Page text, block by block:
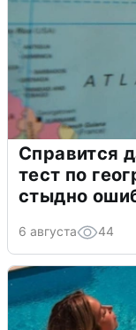
Справится
тест по
стыдно
6 августа 44